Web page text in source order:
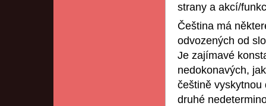
strany a akcí/
Čeština má
odvozených od
Je zajímavé
nedokonavých,
češtině vyskytnou
druhé